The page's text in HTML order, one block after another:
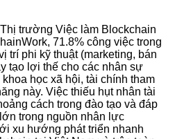
trường Việc làm Blockchain
71.8% công việc trong
trí phi kỹ thuật (marketing, bán
tạo lợi thế cho các nhân sự
học xã hội, tài chính tham
này. Việc thiếu hụt nhân tài
cách trong đào tạo và đáp
trong nguồn nhân lực
xu hướng phát triển nhanh